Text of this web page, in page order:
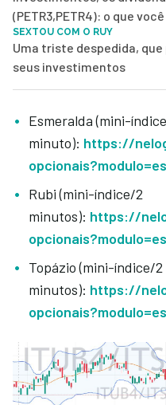
(PETR3,PETR4): o que
SEXTOU COM O RUY
Uma triste despedida,
seus investimentos
Esmeralda (mini-
minuto): https://
Rubi (mini-índice/2
minutos): https://
Topázio (mini-índice/2
minutos): https://